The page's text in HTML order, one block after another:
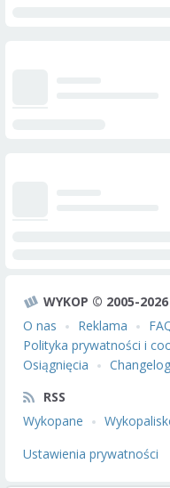
WYKOP © 2005-2026
O nas
Reklama
Polityka prywatności i
Osiągnięcia
Changelog
RSS
Wykopane
Ustawienia prywatności